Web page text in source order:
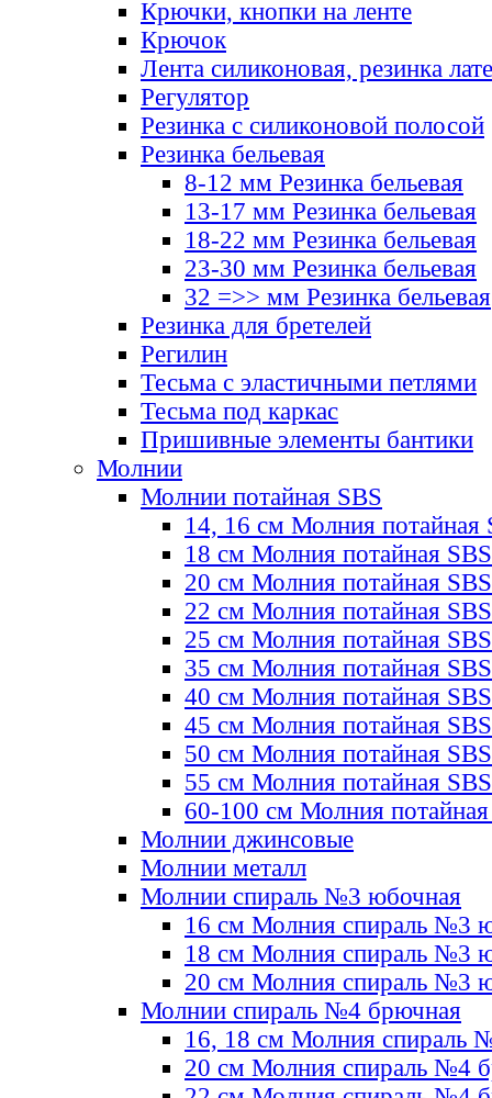
Крючки, кнопки на ленте
Крючок
Лента силиконовая, резинка
Регулятор
Резинка с силиконовой полосой
Резинка бельевая
8-12 мм Резинка бельевая
13-17 мм Резинка бельевая
18-22 мм Резинка бельевая
23-30 мм Резинка бельевая
32 =>> мм Резинка бельевая
Резинка для бретелей
Регилин
Тесьма с эластичными петлями
Тесьма под каркас
Пришивные элементы бантики
Молнии
Молнии потайная SBS
14, 16 см Молния потайная
18 см Молния потайная SBS
20 см Молния потайная SBS
22 см Молния потайная SBS
25 см Молния потайная SBS
35 см Молния потайная SBS
40 см Молния потайная SBS
45 см Молния потайная SBS
50 см Молния потайная SBS
55 см Молния потайная SBS
60-100 см Молния
Молнии джинсовые
Молнии металл
Молнии спираль №3 юбочная
16 см Молния спираль №3
18 см Молния спираль №3
20 см Молния спираль №3
Молнии спираль №4 брючная
16, 18 см Молния спираль
20 см Молния спираль №4